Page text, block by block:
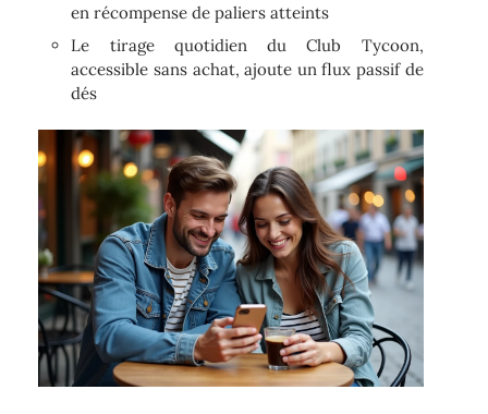
en récompense de paliers atteints
Le tirage quotidien du Club Tycoon,
accessible sans achat, ajoute un flux passif de
dés